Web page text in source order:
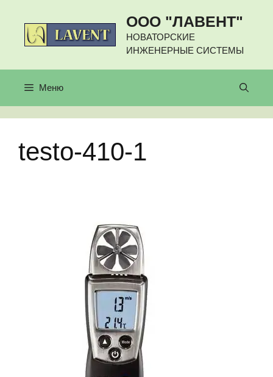
содержимому
ООО "ЛАВЕНТ"
НОВАТОРСКИЕ
ИНЖЕНЕРНЫЕ СИСТЕМЫ
Меню
testo-410-1